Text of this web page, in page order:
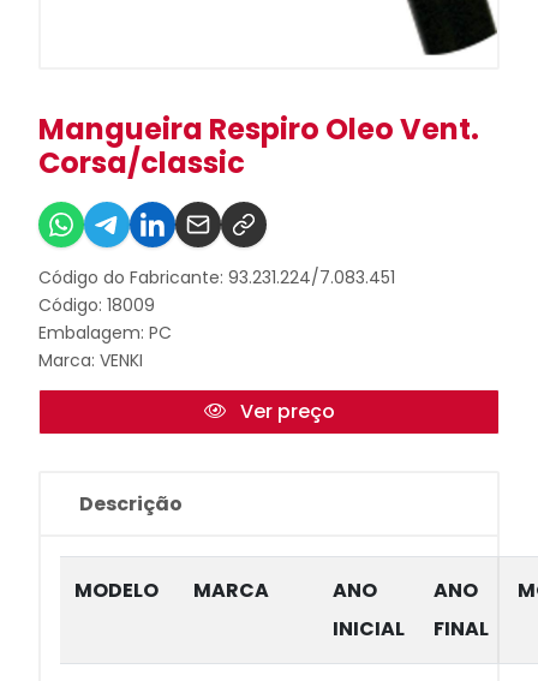
Mangueira Respiro Oleo Vent.
Corsa/classic
Código do Fabricante: 93.231.224/7.083.451
Código: 18009
Embalagem: PC
Marca: VENKI
Ver preço
Descrição
MODELO MARCA
ANO
INICIAL
ANO
FINAL